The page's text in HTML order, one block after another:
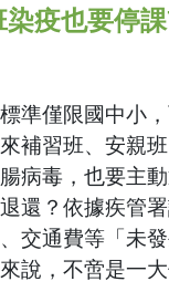
疫也要停
準僅限國中小
補習班、安親
病毒，也要主
還？依據疾管
交通費等「未
說，不啻是一大